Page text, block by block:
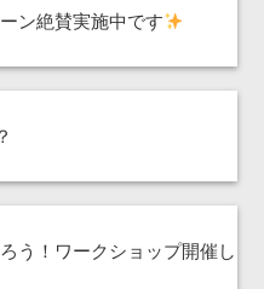
ン絶賛実施中です
う！ワークショップ開催し